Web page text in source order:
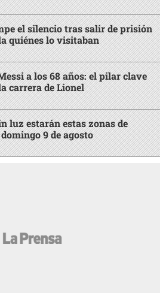
el silencio tras salir de prisión
quiénes lo visitaban
a los 68 años: el pilar clave
carrera de Lionel
luz estarán estas zonas de
9 de agosto